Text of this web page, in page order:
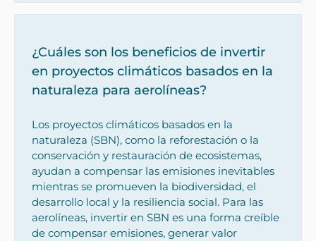
¿Cuáles son los beneficios de invertir
en proyectos climáticos basados en la
naturaleza para aerolíneas?
Los proyectos climáticos basados en la
naturaleza (SBN), como la reforestación o la
conservación y restauración de ecosistemas,
ayudan a compensar las emisiones inevitables
mientras se promueven la biodiversidad, el
desarrollo local y la resiliencia social. Para las
aerolíneas, invertir en SBN es una forma creíble
de compensar emisiones, generar valor